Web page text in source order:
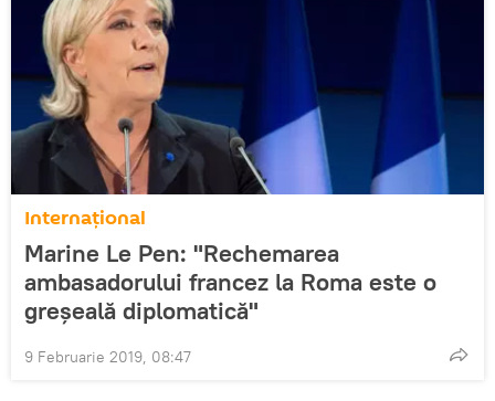
Internaţional
Marine Le Pen: "Rechemarea
ambasadorului francez la Roma este o
greșeală diplomatică"
9 Februarie 2019, 08:47